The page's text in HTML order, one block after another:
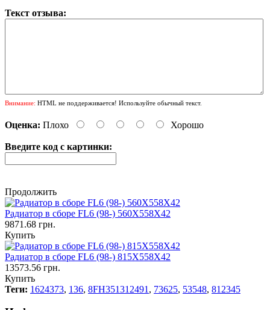
Текст отзыва:
Внимание: HTML не поддерживается! Используйте обычный текст.
Оценка: Плохо Хорошо
Введите код с картинки:
Продолжить
Радиатор в сборе FL6 (98-) 560X558X42
9871.68 грн.
Купить
Радиатор в сборе FL6 (98-) 815X558X42
13573.56 грн.
Купить
Теги: 1624373, 136, 8FH351312491 , 73625, 53548, 812345